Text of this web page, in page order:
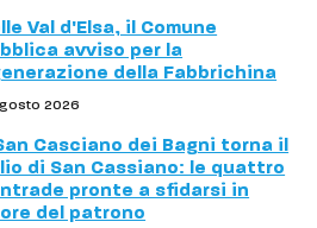
Val d'Elsa, il Comune
avviso per la
della Fabbrichina
2026
Casciano dei Bagni torna il
di San Cassiano: le quattro
pronte a sfidarsi in
del patrono